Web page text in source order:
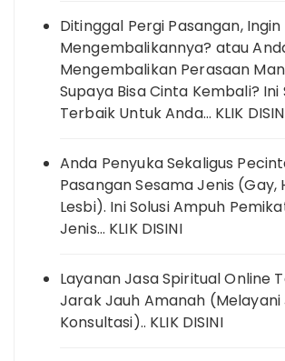
Ditinggal Pergi Pasangan, Ingin
Mengembalikannya? atau
Mengembalikan Perasaan
Supaya Bisa Cinta Kembali? Ini
Terbaik Untuk Anda… KLIK
Anda Penyuka Sekaligus
Pasangan Sesama Jenis (Gay,
Lesbi). Ini Solusi Ampuh
Jenis… KLIK DISINI
Layanan Jasa Spiritual Online
Jarak Jauh Amanah (Melayani
Konsultasi).. KLIK DISINI